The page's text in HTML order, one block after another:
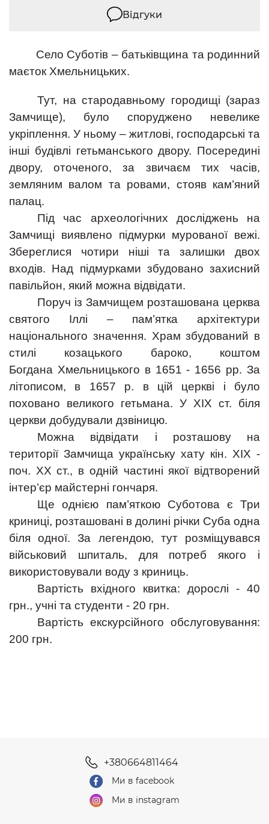
Відгуки
Село Суботів – батьківщина та родинний
маєток Хмельницьких.
Тут, на стародавньому городищі (зараз
Замчище), було споруджено невелике
укріплення. У ньому – житлові, господарські та
інші будівлі гетьманського двору. Посередині
двору, оточеного, за звичаєм тих часів,
земляним валом та ровами, стояв кам’яний
палац.
Під час археологічних досліджень на
Замчищі виявлено підмурки мурованої вежі.
Збереглися чотири ніші та залишки двох
входів. Над підмурками збудовано захисний
павільйон, який можна відвідати.
Поруч із Замчищем розташована церква
святого Іллі – пам’ятка архітектури
національного значення. Храм збудований в
стилі козацького бароко, коштом
Богдана Хмельницького в 1651 - 1656 рр. За
літописом, в 1657 р. в цій церкві і було
поховано великого гетьмана. У ХІХ ст. біля
церкви добудували дзвіницю.
Можна відвідати і розташову на
території Замчища українську хату кін. ХІХ -
поч. ХХ ст., в одній частині якої відтворений
інтер’єр майстерні гончаря.
Ще однією пам’яткою Суботова є Три
криниці, розташовані в долині річки Суба одна
біля одної. За легендою, тут розміщувався
військовий шпиталь, для потреб якого і
використовували воду з криниць.
Вартість вхідного квитка: дорослі - 40
грн., учні та студенти - 20 грн.
Вартість екскурсійного обслуговування:
200 грн.
+380664811464
Ми в facebook
Ми в instagram